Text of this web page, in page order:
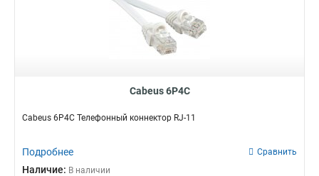
Cabeus 6P4C
Cabeus 6P4C Телефонный коннектор RJ-11
Подробнее Сравнить
Наличие: В наличии